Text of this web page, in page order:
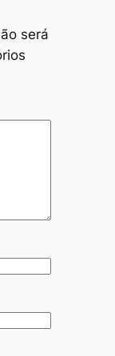
será